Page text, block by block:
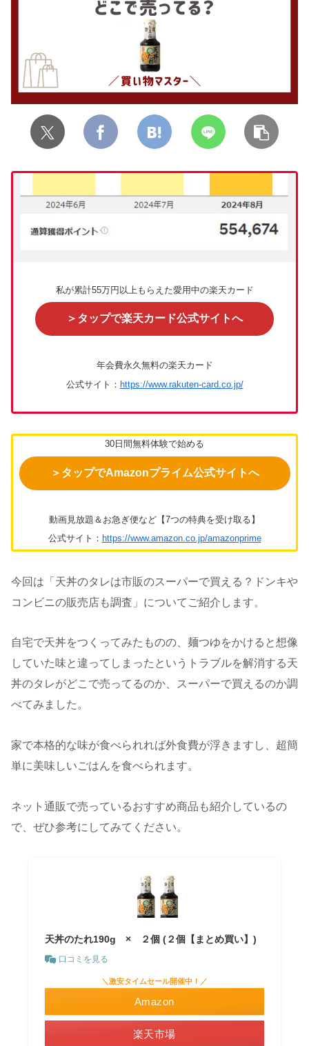
私が累計55万円以上もらえた愛用中の楽天カード
＞タップで楽天カード公式サイトへ
年会費永久無料の楽天カード
公式サイト： https://www.rakuten-card.co.jp/
30日間無料体験で始める
＞タップでAmazonプライム公式サイトへ
動画見放題＆お急ぎ便など【7つの特典を受け取る】
公式サイト： https://www.amazon.co.jp/amazonprime
今回は「天丼のタレは市販のスーパーで買える？ドンキや
コンビニの販売店も調査」についてご紹介します。
自宅で天丼をつくってみたものの、麺つゆをかけると想像
していた味と違ってしまったというトラブルを解消する天
丼のタレがどこで売ってるのか、スーパーで買えるのか調
べてみました。
家で本格的な味が食べられれば外食費が浮きますし、超簡
単に美味しいごはんを食べられます。
ネット通販で売っているおすすめ商品も紹介しているの
で、ぜひ参考にしてみてください。
天丼のたれ190g × ２個 (２個【まとめ買い】)
口コミを見る
＼激安タイムセール開催中！／
Amazon
楽天市場